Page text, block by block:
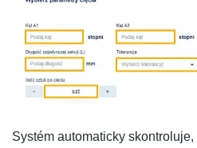
Systém automaticky